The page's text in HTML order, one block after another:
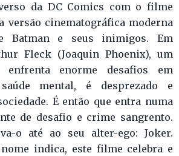
da DC Comics com o filme
versão cinematográfica moderna
Batman e seus inimigos. Em
Fleck (Joaquin Phoenix), um
enfrenta enorme desafios em
mental, é desprezado e
É então que entra numa
de desafio e crime sangrento.
o até ao seu alter-ego: Joker.
indica, este filme celebra e